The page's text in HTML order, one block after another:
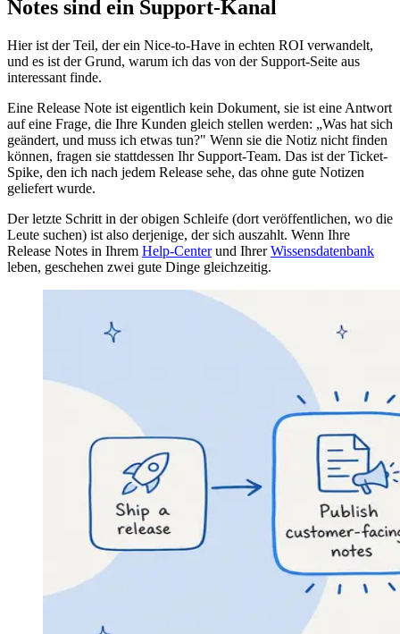
Notes sind ein Support-Kanal
Hier ist der Teil, der ein Nice-to-Have in echten ROI verwandelt,
und es ist der Grund, warum ich das von der Support-Seite aus
interessant finde.
Eine Release Note ist eigentlich kein Dokument, sie ist eine Antwort
auf eine Frage, die Ihre Kunden gleich stellen werden: „Was hat sich
geändert, und muss ich etwas tun?" Wenn sie die Notiz nicht finden
können, fragen sie stattdessen Ihr Support-Team. Das ist der Ticket-
Spike, den ich nach jedem Release sehe, das ohne gute Notizen
geliefert wurde.
Der letzte Schritt in der obigen Schleife (dort veröffentlichen, wo die
Leute suchen) ist also derjenige, der sich auszahlt. Wenn Ihre
Release Notes in Ihrem Help-Centerund IhrerWissensdatenbank
leben, geschehen zwei gute Dinge gleichzeitig.